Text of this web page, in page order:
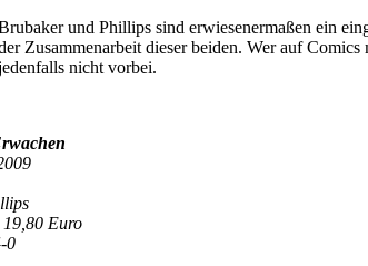
und Phillips sind erwiesenermaßen ein
Zusammenarbeit dieser beiden. Wer auf
nicht vorbei.
Euro
0